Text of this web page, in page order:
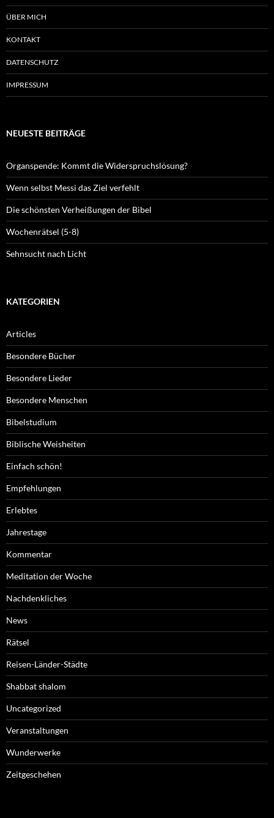
ÜBER MICH
KONTAKT
DATENSCHUTZ
IMPRESSUM
NEUESTE BEITRÄGE
Organspende: Kommt die Widerspruchslösung?
Wenn selbst Messi das Ziel verfehlt
Die schönsten Verheißungen der Bibel
Wochenrätsel (5-8)
Sehnsucht nach Licht
KATEGORIEN
Articles
Besondere Bücher
Besondere Lieder
Besondere Menschen
Bibelstudium
Biblische Weisheiten
Einfach schön!
Empfehlungen
Erlebtes
Jahrestage
Kommentar
Meditation der Woche
Nachdenkliches
News
Rätsel
Reisen-Länder-Städte
Shabbat shalom
Uncategorized
Veranstaltungen
Wunderwerke
Zeitgeschehen